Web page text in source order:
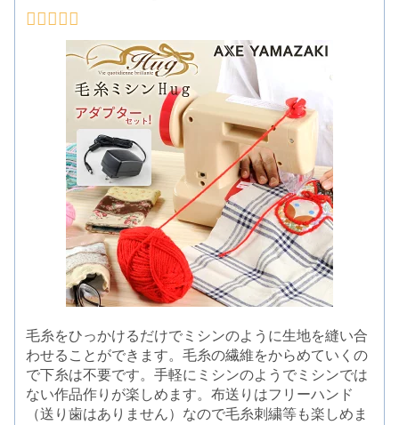
毛糸をひっかけるだけでミシンのように生地を縫い合
わせることができます。毛糸の繊維をからめていくの
で下糸は不要です。手軽にミシンのようでミシンでは
ない作品作りが楽しめます。布送りはフリーハンド
（送り歯はありません）なので毛糸刺繍等も楽しめま